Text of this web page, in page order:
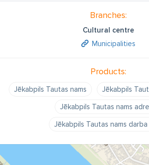
Branches:
Cultural centre
Municipalities
Products:
Jēkabpils Tautas nams
Jēkabpils
Jēkabpils Tautas nams
Jēkabpils Tautas nams darba